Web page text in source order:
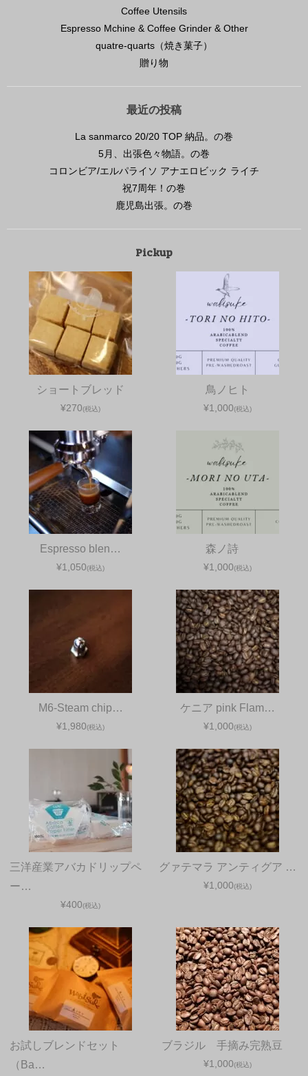
Coffee Utensils
Espresso Mchine & Coffee Grinder & Other
quatre-quarts（焼き菓子）
贈り物
最近の投稿
La sanmarco 20/20 TOP 納品。の巻
5月、出張色々物語。の巻
コロンビア/エルパライソ アナエロビック ライチ
祝7周年！の巻
鹿児島出張。の巻
Pickup
ショートブレッド
¥270(税込)
鳥ノヒト
¥1,000(税込)
Espresso blen…
¥1,050(税込)
森ノ詩
¥1,000(税込)
M6-Steam chip…
¥1,980(税込)
ケニア pink Flam…
¥1,000(税込)
三洋産業アバカドリップペ
ー…
¥400(税込)
グァテマラ アンティグア …
¥1,000(税込)
お試しブレンドセット
（Ba…
ブラジル 手摘み完熟豆
¥1,000(税込)